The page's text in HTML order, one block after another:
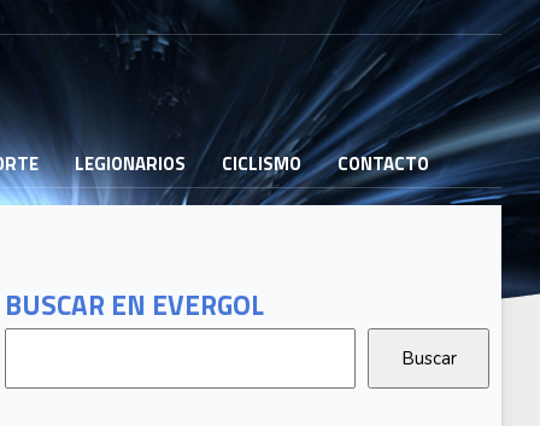
LEGIONARIOS CICLISMO CONTACTO
BUSCAR EN EVERGOL